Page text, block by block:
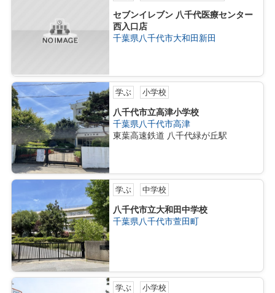
セブンイレブン 八千代医療センター
西入口店
千葉県八千代市大和田新田
学ぶ 小学校
八千代市立高津小学校
千葉県八千代市高津
東葉高速鉄道 八千代緑が丘駅
学ぶ 中学校
八千代市立大和田中学校
千葉県八千代市萱田町
学ぶ 小学校